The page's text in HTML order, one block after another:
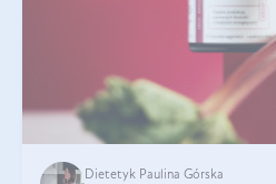
Dietetyk Paulina Górska